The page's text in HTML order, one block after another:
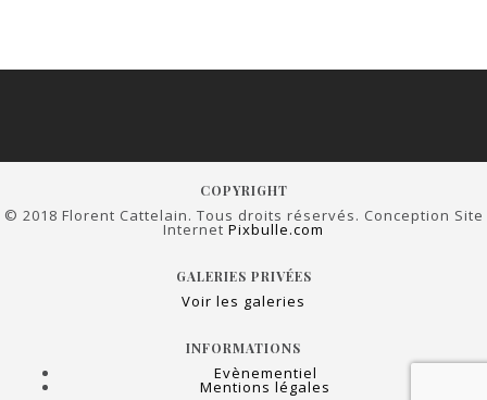
COPYRIGHT
© 2018 Florent Cattelain. Tous droits réservés. Conception Site
Internet Pixbulle.com
GALERIES PRIVÉES
Voir les galeries
INFORMATIONS
Evènementiel
Mentions légales